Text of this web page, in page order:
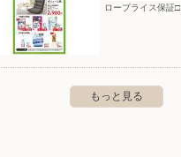
ロープライス保証□
もっと見る